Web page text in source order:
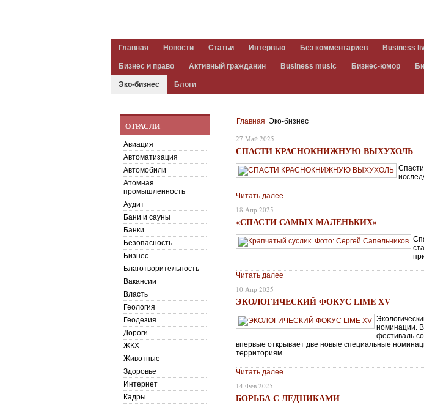
Главная Новости Статьи Интервью Без комментариев Business
Бизнес и право Активный гражданин Business music Бизнес-юмор
Эко-бизнес Блоги
Главная Эко-бизнес
27 Май 2025
СПАСТИ КРАСНОКНИЖНУЮ ВЫХУХОЛЬ
Читать далее
18 Апр 2025
«СПАСТИ САМЫХ МАЛЕНЬКИХ»
Читать далее
10 Апр 2025
ЭКОЛОГИЧЕСКИЙ ФОКУС LIME XV
номинации.
фестиваль
впервые открывает две новые специальные
территориям.
Читать далее
14 Фев 2025
БОРЬБА С ЛЕДНИКАМИ
ОТРАСЛИ
Авиация
Автоматизация
Автомобили
Атомная
промышленность
Аудит
Бани и сауны
Банки
Безопасность
Бизнес
Благотворительность
Вакансии
Власть
Геология
Геодезия
Дороги
ЖКХ
Животные
Здоровье
Интернет
Кадры